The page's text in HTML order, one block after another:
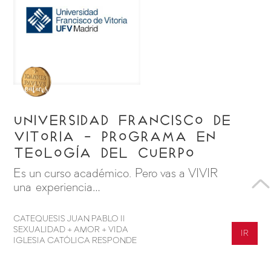
Universidad Francisco de
Vitoria - Programa en
Teología del Cuerpo
Es un curso académico. Pero vas a VIVIR
una experiencia…
CATEQUESIS JUAN PABLO II
SEXUALIDAD + AMOR + VIDA
IGLESIA CATÓLICA RESPONDE
IR